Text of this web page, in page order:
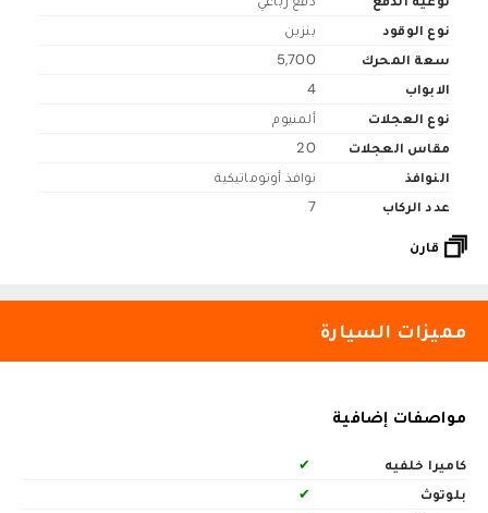
نوع الوقود
بنزين
سعة المحرك
5,700
الابواب
4
نوع العجلات
ألمنيوم
مقاس العجلات
20
النوافذ
نوافذ أوتوماتيكية
عدد الركاب
7
قارن
مميزات السيارة
مواصفات إضافية
كاميرا خلفيه
✔
بلوتوث
✔